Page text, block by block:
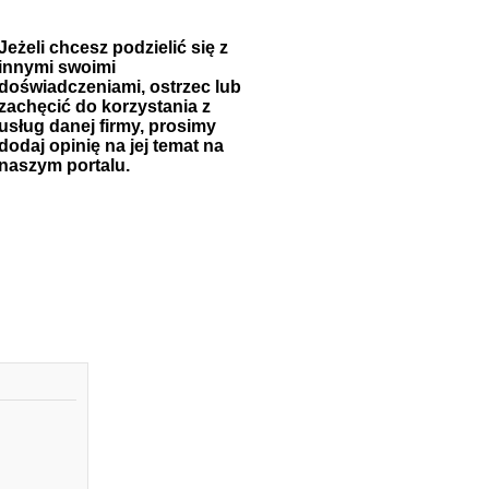
chcesz podzielić się z
innymi swoimi
ostrzec lub
do korzystania z
usług danej firmy, prosimy
opinię na jej temat na
naszym portalu.